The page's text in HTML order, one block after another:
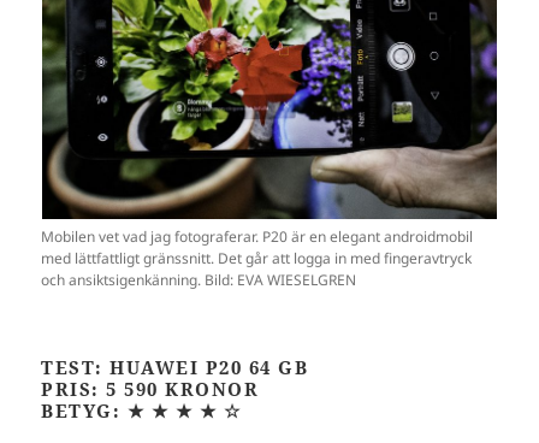
Mobilen vet vad jag fotograferar. P20 är en elegant androidmobil
med lättfattligt gränssnitt. Det går att logga in med fingeravtryck
och ansiktsigenkänning. Bild: EVA WIESELGREN
TEST: HUAWEI P20 64 GB
PRIS: 5 590 KRONOR
BETYG: ★ ★ ★ ★ ☆